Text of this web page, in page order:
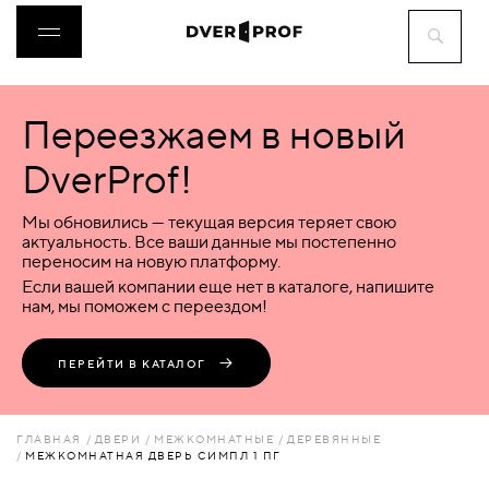
ДВЕРИ
ФУРНИТУРА
ВОРОТА
ПЕРЕГОРОДКИ
Переезжаем в новый
DverProf!
Мы обновились — текущая версия теряет свою
актуальность. Все ваши данные мы постепенно
переносим на новую платформу.
Если вашей компании еще нет в каталоге, напишите
нам, мы поможем с переездом!
ПЕРЕЙТИ В КАТАЛОГ
ГЛАВНАЯ ДВЕРИ МЕЖКОМНАТНЫЕ
ДЕРЕВЯННЫЕ
МЕЖКОМНАТНАЯ ДВЕРЬ СИМПЛ 1 ПГ